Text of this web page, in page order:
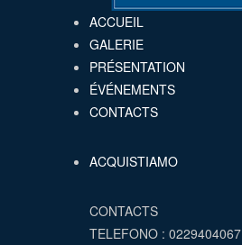
ACCUEIL
GALERIE
PRÉSENTATION
ÉVÉNEMENTS
CONTACTS
ACQUISTIAMO
CONTACTS
TELEFONO : 0229404067